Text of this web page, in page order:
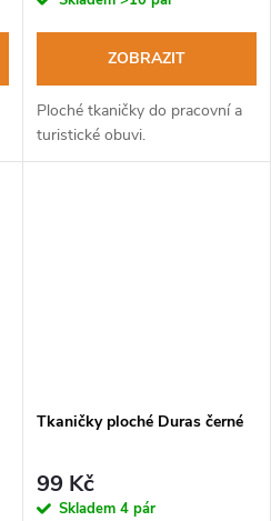
ZOBRAZIT
Ploché tkaničky do pracovní a
turistické obuvi.
Tkaničky ploché Duras černé
99 Kč
Skladem 4 pár